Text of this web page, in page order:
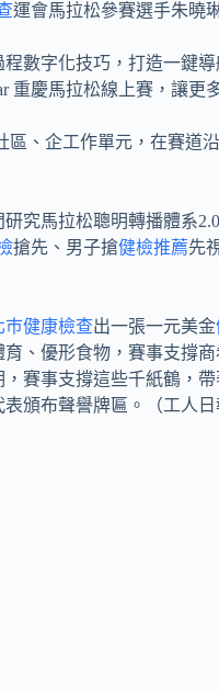
運會馬拉松參賽選手朱曉
數字化技巧，打造一鍵
重慶馬拉松線上賽，讓更
、企工作單元，在賽道
究馬拉松聰明轉播體系
搶先、男子搶健檢推薦先
巿健康檢查出一張一元美金
、優形食物，賽事支撐
賽事支撐這些千紙鶴，
頒布聲譽牌匾。（工人日